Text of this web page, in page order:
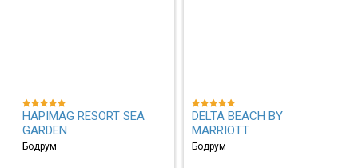
HAPIMAG RESORT SEA
GARDEN
Бодрум
DELTA BEACH BY
MARRIOTT
Бодрум